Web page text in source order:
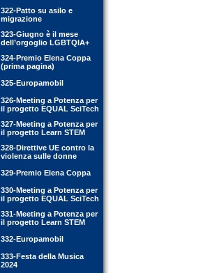
322-Patto su asilo e
migrazione
323-Giugno è il mese
dell’orgoglio LGBTQIA+
324-Premio Elena Coppa
(prima pagina)
325-Europamobil
326-Meeting a Potenza per
il progetto EQUAL SciTech
327-Meeting a Potenza per
il progetto Learn STEM
328-Direttive UE contro la
violenza sulle donne
329-Premio Elena Coppa
330-Meeting a Potenza per
il progetto EQUAL SciTech
331-Meeting a Potenza per
il progetto Learn STEM
332-Europamobil
333-Festa della Musica
2024